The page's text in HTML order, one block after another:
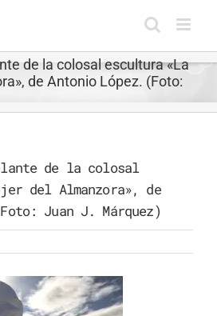
de la colosal escultura «La
de Antonio López. (Foto:
de la colosal
del Almanzora», de
Juan J. Márquez)